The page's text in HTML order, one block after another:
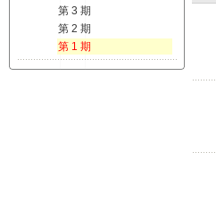
第 3 期
第 2 期
第 1 期